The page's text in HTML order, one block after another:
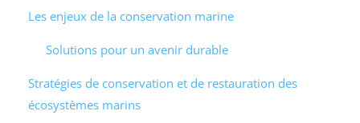
Les enjeux de la conservation marine
Solutions pour un avenir durable
Stratégies de conservation et de restauration des
écosystèmes marins